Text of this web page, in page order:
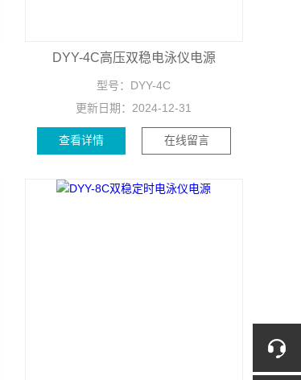
DYY-4C高压双稳电泳仪电源
型号： DYY-4C
更新日期： 2024-12-31
查看详情 在线留言